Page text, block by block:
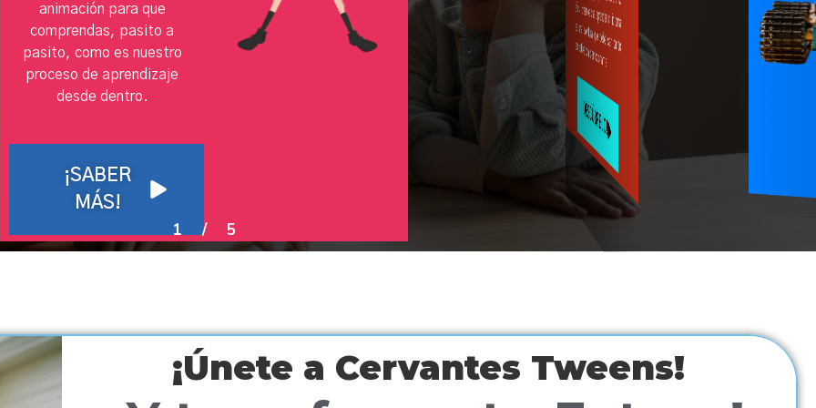
animación para que
comprendas, pasito a
pasito, como es nuestro
proceso de aprendizaje
desde dentro.
¡SABER
MÁS!
es una aventura que debe ser tanto educativa como emocionante.
¡DESCÚBRELO!
1 / 5
¡Únete a Cervantes Tweens!